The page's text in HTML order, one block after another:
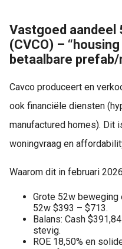
Vastgoed aandeel
(CVCO) –
betaalbare
Cavco produceert en
ook financiële diensten
manufactured homes). Dit
woningvraag en
Waarom dit in februari
Grote 52w beweging
52w $393 – $713.
Balans: Cash
stevig.
ROE 18,50% en